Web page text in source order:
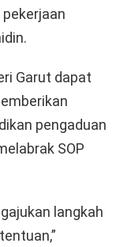
Garut dapat
pengaduan
SOP
langkah